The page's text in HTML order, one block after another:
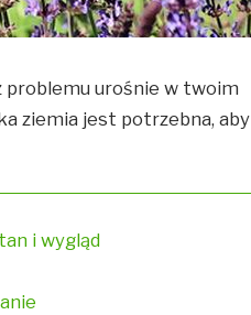
problemu urośnie w twoim
ziemia jest potrzebna, aby
i wygląd